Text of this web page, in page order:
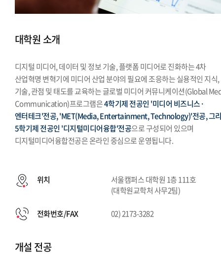
대학원 소개
디지털 미디어, 데이터 및 정보 기술, 플랫폼 미디어로 진화하는 4차
산업혁명 변혁기에 미디어 산업 분야의 필요에 조응하는 실용적인 지식,
기술, 관점 및 태도를 교육하는 글로벌 미디어 커뮤니케이션(Global
Communication)프로그램은4학기제 전공인 '미디어 비즈니스·
엔터테크'전공, 'MET(Media, Entertainment, Technology)'전공, 그
5학기제 전공인 '디지털미디어융합'전공으로 구성되어 있으며
디지털미디어융합전공은 온라인 중심으로 운영됩니다.
위치
서울캠퍼스 대학원 1층 111호
(대학원교학처 사무2팀)
전화번호/FAX 02) 2173-3282
개설 전공